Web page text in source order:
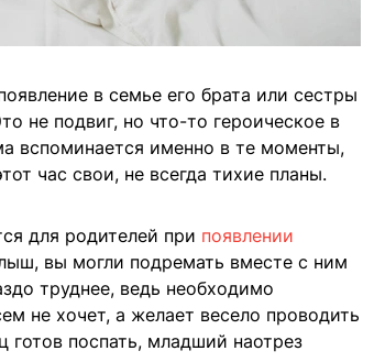
в семье его брата или сестры
не подвиг, но что-то героическое в
вспоминается именно в те моменты,
час свои, не всегда тихие планы.
для родителей при появлении
вы могли подремать вместе с ним
труднее, ведь необходимо
не хочет, а желает весело проводить
поспать, младший наотрез